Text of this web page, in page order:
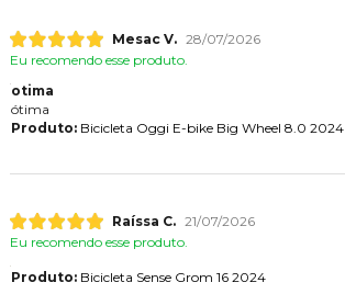
Mesac V. 28/07/2026
Eu recomendo esse produto.
otima
ótima
Produto:Bicicleta Oggi E-bike Big Wheel 8.0 2024
Raíssa C. 21/07/2026
Eu recomendo esse produto.
Produto:Bicicleta Sense Grom 16 2024